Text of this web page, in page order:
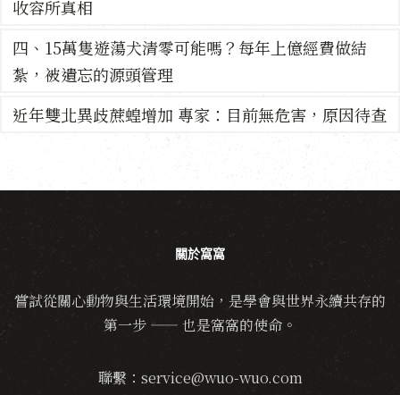
收容所真相
四、15萬隻遊蕩犬清零可能嗎？每年上億經費做結
紮，被遺忘的源頭管理
近年雙北異歧蔗蝗增加 專家：目前無危害，原因待查
關於窩窩
嘗試從關心動物與生活環境開始，是學會與世界永續共存的
第一步 —— 也是窩窩的使命。
聯繫：service@wuo-wuo.com